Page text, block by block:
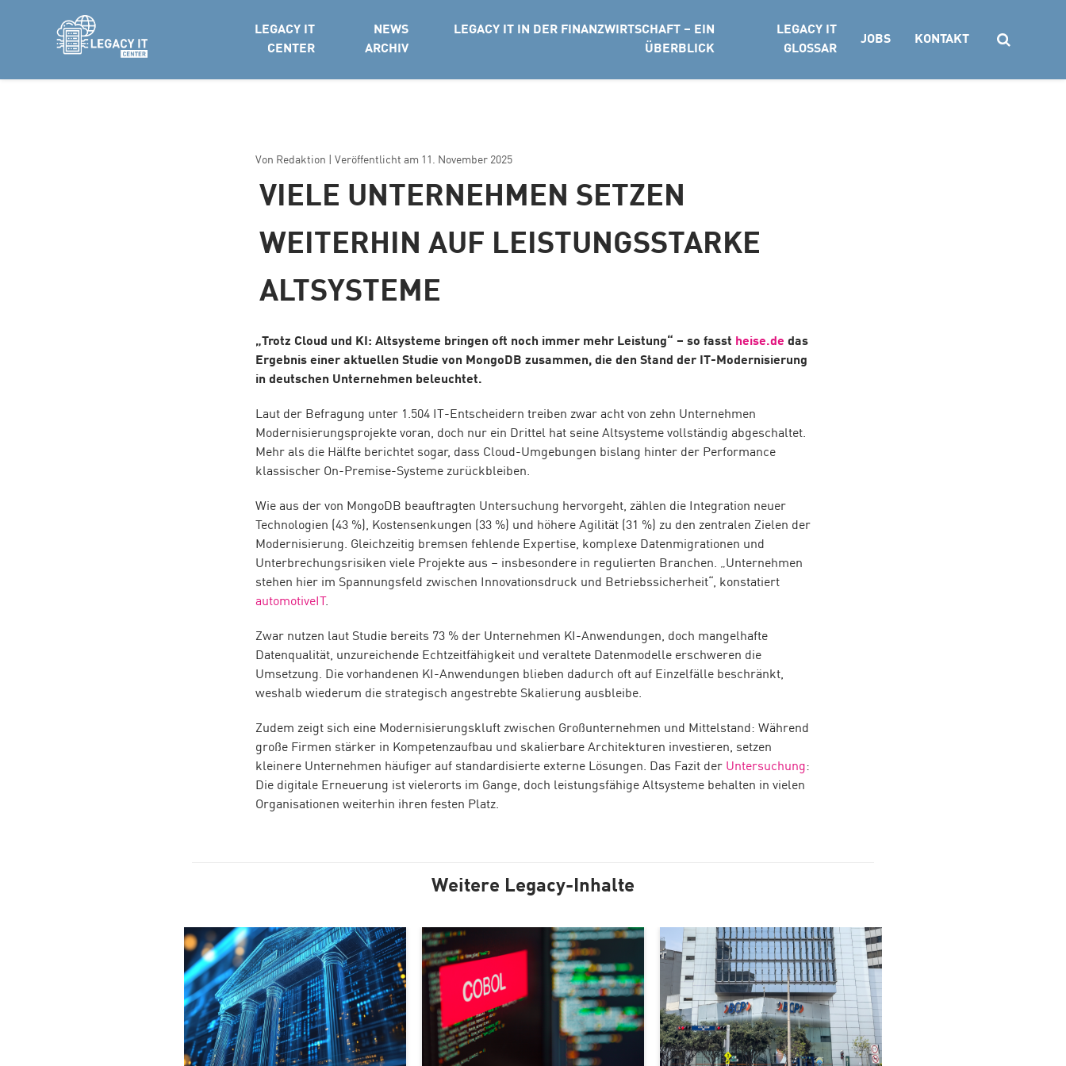
LEGACY IT
CENTER
NEWS
ARCHIV
LEGACY IT IN DER FINANZWIRTSCHAFT – EIN
ÜBERBLICK
LEGACY IT
GLOSSAR
JOBS KONTAKT
Von Redaktion | Veröffentlicht am 11. November 2025
VIELE UNTERNEHMEN SETZEN
WEITERHIN AUF LEISTUNGSSTARKE
ALTSYSTEME
„Trotz Cloud und KI: Altsysteme bringen oft noch immer mehr Leistung“ – so fasst heise.de das
Ergebnis einer aktuellen Studie von MongoDB zusammen, die den Stand der IT-Modernisierung
in deutschen Unternehmen beleuchtet.
Laut der Befragung unter 1.504 IT-Entscheidern treiben zwar acht von zehn Unternehmen
Modernisierungsprojekte voran, doch nur ein Drittel hat seine Altsysteme vollständig abgeschaltet.
Mehr als die Hälfte berichtet sogar, dass Cloud-Umgebungen bislang hinter der Performance
klassischer On-Premise-Systeme zurückbleiben.
Wie aus der von MongoDB beauftragten Untersuchung hervorgeht, zählen die Integration neuer
Technologien (43 %), Kostensenkungen (33 %) und höhere Agilität (31 %) zu den zentralen Zielen der
Modernisierung. Gleichzeitig bremsen fehlende Expertise, komplexe Datenmigrationen und
Unterbrechungsrisiken viele Projekte aus – insbesondere in regulierten Branchen. „Unternehmen
stehen hier im Spannungsfeld zwischen Innovationsdruck und Betriebssicherheit“, konstatiert
automotiveIT .
Zwar nutzen laut Studie bereits 73 % der Unternehmen KI-Anwendungen, doch mangelhafte
Datenqualität, unzureichende Echtzeitfähigkeit und veraltete Datenmodelle erschweren die
Umsetzung. Die vorhandenen KI-Anwendungen blieben dadurch oft auf Einzelfälle beschränkt,
weshalb wiederum die strategisch angestrebte Skalierung ausbleibe.
Zudem zeigt sich eine Modernisierungskluft zwischen Großunternehmen und Mittelstand: Während
große Firmen stärker in Kompetenzaufbau und skalierbare Architekturen investieren, setzen
kleinere Unternehmen häufiger auf standardisierte externe Lösungen. Das Fazit der Untersuchung:
Die digitale Erneuerung ist vielerorts im Gange, doch leistungsfähige Altsysteme behalten in vielen
Organisationen weiterhin ihren festen Platz.
Weitere Legacy-Inhalte